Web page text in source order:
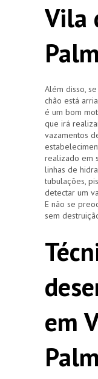
Vila
Além disso,
chão está
é um bom
que irá
vazamentos
realizado em
linhas de
tubulações,
detectar um
E não se
sem
em